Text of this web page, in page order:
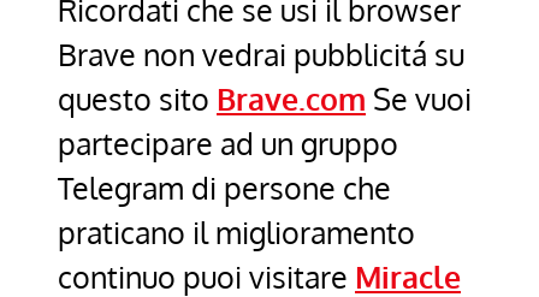
Ricordati che se usi il browser
Brave non vedrai pubblicitá su
questo sito Brave.com Se vuoi
partecipare ad un gruppo
Telegram di persone che
praticano il miglioramento
continuo puoi visitare Miracle